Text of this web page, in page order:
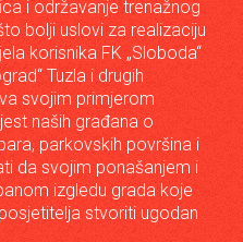
i održavanje trenažnog
bolji uslovi za realizaciju
korisnika FK „Sloboda“
Tuzla i drugih
svojim primjerom
naših građana o
parkovskih površina i
da svojim ponašanjem i
izgledu grada koje
stvoriti ugodan